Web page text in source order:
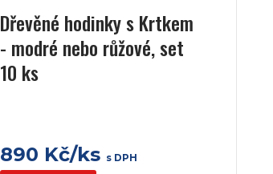
Dřevěné hodinky s Krtkem
- modré nebo růžové, set
10 ks
890 Kč/ks s DPH